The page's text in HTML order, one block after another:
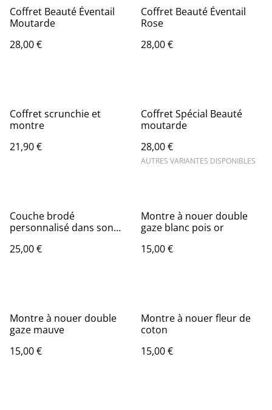
Coffret Beauté Éventail
Moutarde
28,00 €
Coffret Beauté Éventail
Rose
28,00 €
Coffret scrunchie et
montre
21,90 €
Coffret Spécial Beauté
moutarde
28,00 €
AUTRES VARIANTES DISPONIBLES
Couche brodé
personnalisé dans son
25,00 €
Montre à nouer double
gaze blanc pois or
15,00 €
Montre à nouer double
gaze mauve
15,00 €
Montre à nouer fleur de
coton
15,00 €